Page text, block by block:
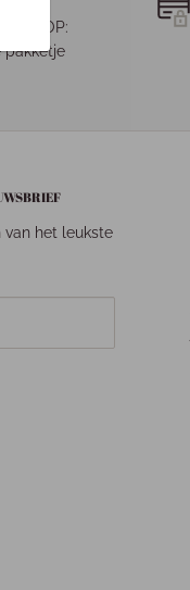
LET OP:
pakketje
het leukste